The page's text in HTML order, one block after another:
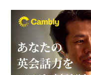
ョ
ン